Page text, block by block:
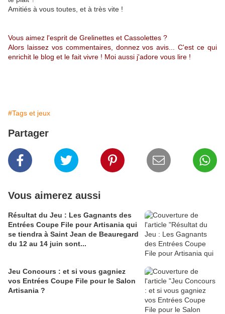
Amitiés à vous toutes, et à très vite !
Vous aimez l'esprit de Grelinettes et Cassolettes ?
Alors laissez vos commentaires, donnez vos avis... C'est ce qui
enrichit le blog et le fait vivre ! Moi aussi j'adore vous lire !
#Tags et jeux
Partager
Vous aimerez aussi
Résultat du Jeu : Les Gagnants des
Entrées Coupe File pour Artisania qui
se tiendra à Saint Jean de Beauregard
du 12 au 14 juin sont...
Jeu Concours : et si vous gagniez
vos Entrées Coupe File pour le Salon
Artisania ?